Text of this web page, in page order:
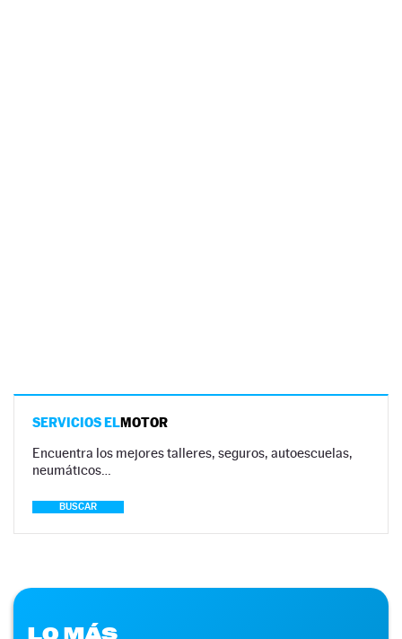
SERVICIOS ELMOTOR
Encuentra los mejores talleres, seguros, autoescuelas,
neumáticos…
BUSCAR
LO MÁS